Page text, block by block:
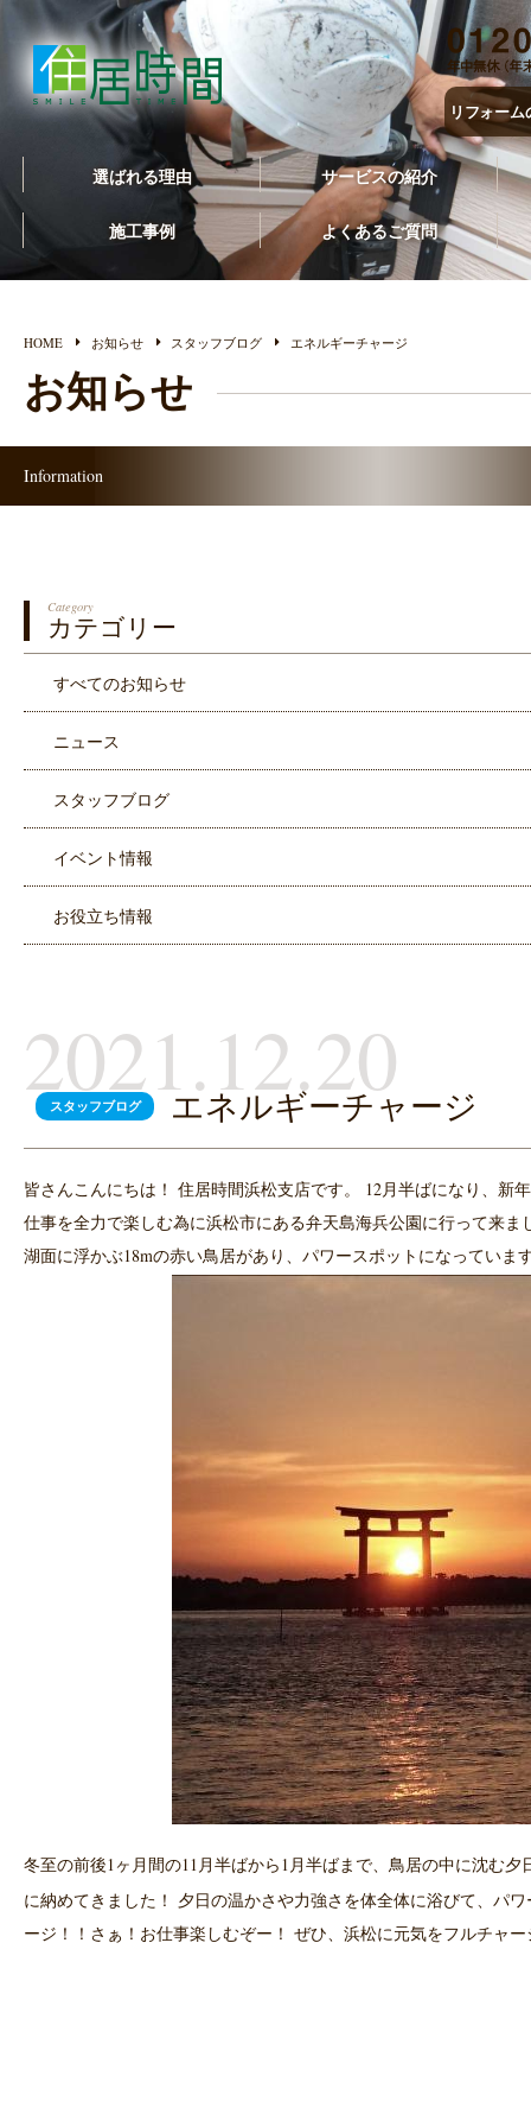
リフォー
選ばれる理由 サービスの紹介
施工事例 よくあるご質問
HOME お知らせ スタッフブログ エネルギーチャージ
お知らせ
Information
Category
カテゴリー
すべてのお知らせ
ニュース
スタッフブログ
イベント情報
お役立ち情報
2021.12.20
スタッフブログ エネルギーチャージ
皆さんこんにちは！ 住居時間浜松支店です。 12月半ばになり、新
仕事を全力で楽しむ為に浜松市にある弁天島海兵公園に行って来ま
湖面に浮かぶ18mの赤い鳥居があり、パワースポットになっていま
冬至の前後1ヶ月間の11月半ばから1月半ばまで、鳥居の中に沈む夕
に納めてきました！ 夕日の温かさや力強さを体全体に浴びて、パ
ージ！！さぁ！お仕事楽しむぞー！ ぜひ、浜松に元気をフルチャ